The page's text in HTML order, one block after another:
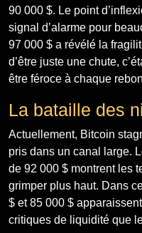
90 000 $. Le point
signal d’alarme pour
97 000 $ a révélé la
d’être juste une chute,
être féroce à chaque
La bataille des
Actuellement, Bitcoin
pris dans un canal large.
de 92 000 $ montrent les
grimper plus haut. Dans
$ et 85 000 $
critiques de liquidité que